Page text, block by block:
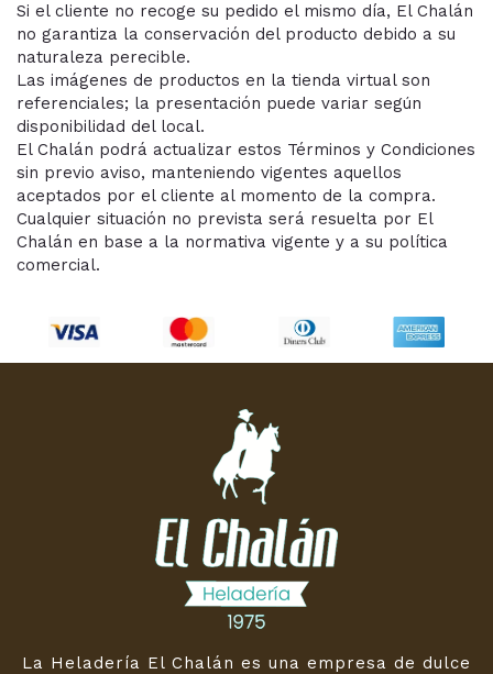
Si el cliente no recoge su pedido el mismo día, El Chalán
no garantiza la conservación del producto debido a su
naturaleza perecible.
Las imágenes de productos en la tienda virtual son
referenciales; la presentación puede variar según
disponibilidad del local.
El Chalán podrá actualizar estos Términos y Condiciones
sin previo aviso, manteniendo vigentes aquellos
aceptados por el cliente al momento de la compra.
Cualquier situación no prevista será resuelta por El
Chalán en base a la normativa vigente y a su política
comercial.
La Heladería El Chalán es una empresa de dulce